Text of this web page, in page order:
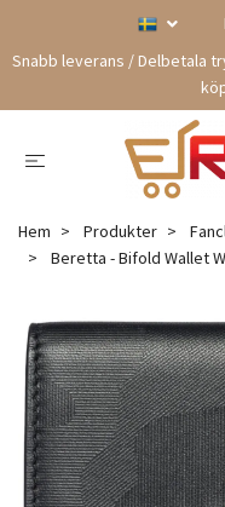
Snabb leverans / Delbetala
Hem Produkter
Beretta - Bifold Wallet